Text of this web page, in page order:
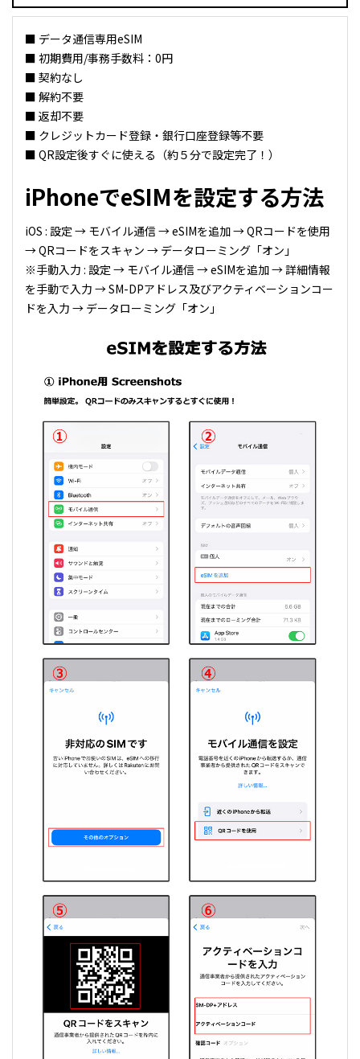
■ データ通信専用eSIM
■ 初期費用/事務手数料：0円
■ 契約なし
■ 解約不要
■ 返却不要
■ クレジットカード登録・銀行口座登録等不要
■ QR設定後すぐに使える（約５分で設定完了！）
iPhoneでeSIMを設定する方法
iOS : 設定 → モバイル通信 → eSIMを追加 → QRコードを使用
→ QRコードをスキャン → データローミング「オン」
※手動入力 : 設定 → モバイル通信 → eSIMを追加 → 詳細情報
を手動で入力 → SM-DPアドレス及びアクティベーションコー
ドを入力 → データローミング「オン」